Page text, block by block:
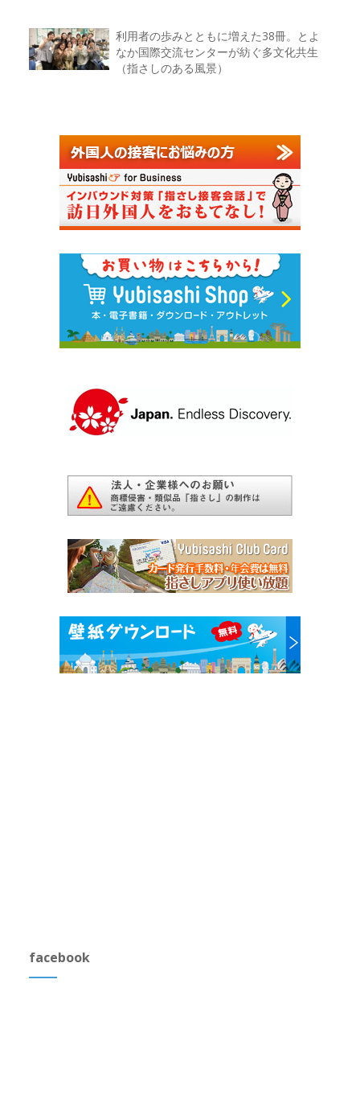
利用者の歩みとともに増えた38冊。とよ
なか国際交流センターが紡ぐ多文化共生
（指さしのある風景）
facebook